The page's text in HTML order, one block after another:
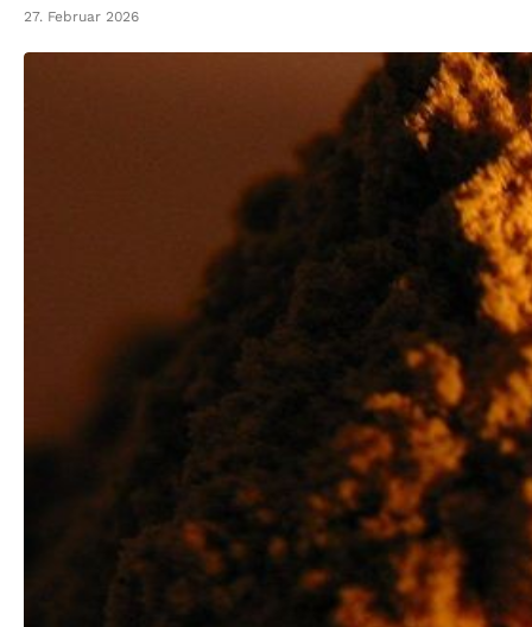
27. Februar 2026